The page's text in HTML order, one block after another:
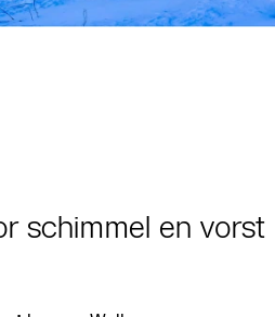
schimmel en vorst